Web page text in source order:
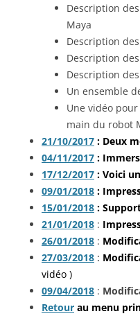
Description
Maya
Description
Description
Description
Un ensemble
Une vidéo
main du robot
21/10/2017 : Deux
04/11/2017 :
17/12/2017 : Voici
09/01/2018 :
15/01/2018 :
21/01/2018 :
26/01/2018 :
27/03/2018 :
vidéo )
09/04/2018 :
Retour au menu